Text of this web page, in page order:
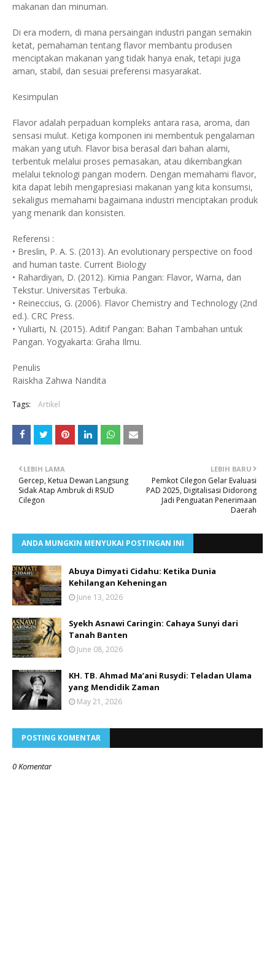
makanan dan minuman.
Di era modern, di mana persaingan industri pangan semakin
ketat, pemahaman tentang flavor membantu produsen
menciptakan makanan yang tidak hanya enak, tetapi juga
aman, stabil, dan sesuai preferensi masyarakat.
Kesimpulan
Flavor adalah perpaduan kompleks antara rasa, aroma, dan
sensasi mulut. Ketiga komponen ini membentuk pengalaman
makan yang utuh. Flavor bisa berasal dari bahan alami,
terbentuk melalui proses pemasakan, atau dikembangkan
melalui teknologi pangan modern. Dengan memahami flavor,
kita dapat lebih mengapresiasi makanan yang kita konsumsi,
sekaligus memahami bagaimana industri menciptakan produk
yang menarik dan konsisten.
Referensi :
• Breslin, P. A. S. (2013). An evolutionary perspective on food
and human taste. Current Biology
• ⁠Rahardiyan, D. (2012). Kimia Pangan: Flavor, Warna, dan
Tekstur. Universitas Terbuka.
• ⁠Reineccius, G. (2006). Flavor Chemistry and Technology (2nd
ed.). CRC Press.
• ⁠Yuliarti, N. (2015). Aditif Pangan: Bahan Tambahan untuk
Pangan. Yogyakarta: Graha Ilmu.
Penulis
Raiskha Zahwa Nandita
Tags: Artikel
LEBIH BARU
Pemkot Cilegon Gelar Evaluasi
PAD 2025, Digitalisasi Didorong
Jadi Penguatan Penerimaan
Daerah
LEBIH LAMA
Gercep, Ketua Dewan Langsung
Sidak Atap Ambruk di RSUD
Cilegon
ANDA MUNGKIN MENYUKAI POSTINGAN INI
Abuya Dimyati Cidahu: Ketika Dunia
Kehilangan Keheningan
June 13, 2026
Syekh Asnawi Caringin: Cahaya Sunyi dari
Tanah Banten
June 08, 2026
KH. TB. Ahmad Ma’ani Rusydi: Teladan Ulama
yang Mendidik Zaman
May 21, 2026
POSTING KOMENTAR
0 Komentar